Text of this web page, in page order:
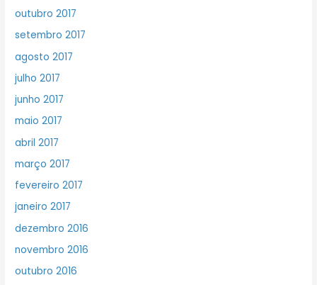
outubro 2017
setembro 2017
agosto 2017
julho 2017
junho 2017
maio 2017
abril 2017
março 2017
fevereiro 2017
janeiro 2017
dezembro 2016
novembro 2016
outubro 2016